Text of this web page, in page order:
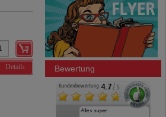
Details Bewertung